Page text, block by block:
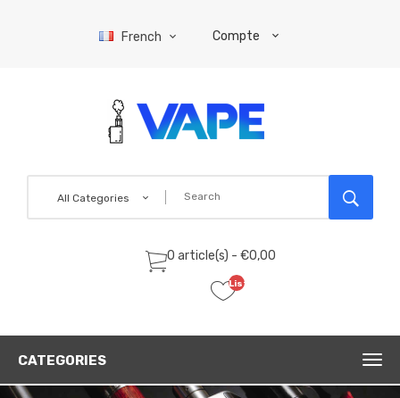
French Compte
All Categories
0 article(s) - €0,00
Liste
(0)
CATEGORIES